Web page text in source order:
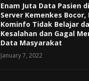
Enam Juta Data Pasien di
Server Kemenkes Bocor,
Kominfo Tidak Belajar
Kesalahan dan Gagal
Data Masyarakat
January 7, 2022